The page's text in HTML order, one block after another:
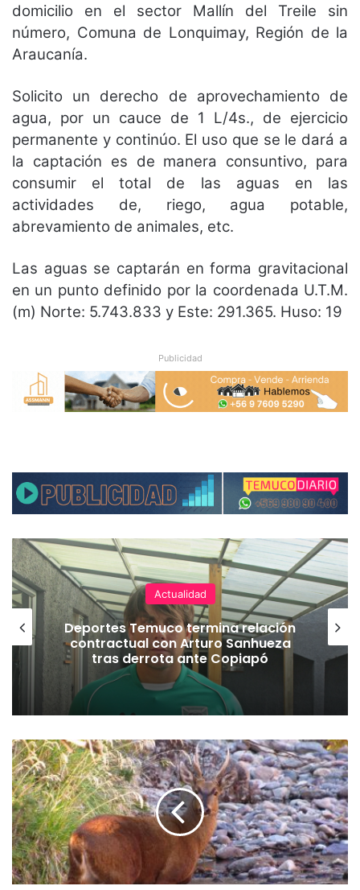
domicilio en el sector Mallín del Treile sin
número, Comuna de Lonquimay, Región de la
Araucanía.
Solicito un derecho de aprovechamiento de
agua, por un cauce de 1 L/4s., de ejercicio
permanente y continúo. El uso que se le dará a
la captación es de manera consuntivo, para
consumir el total de las aguas en las
actividades de, riego, agua potable,
abrevamiento de animales, etc.
Las aguas se captarán en forma gravitacional
en un punto definido por la coordenada U.T.M.
(m) Norte: 5.743.833 y Este: 291.365. Huso: 19
Publicidad
Actualidad
Deportes Temuco termina relación
contractual con Arturo Sanhueza
tras derrota ante Copiapó
A
n
u
n
c
i
a
n
a